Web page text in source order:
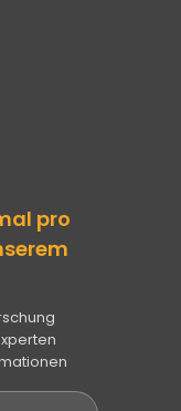
pro